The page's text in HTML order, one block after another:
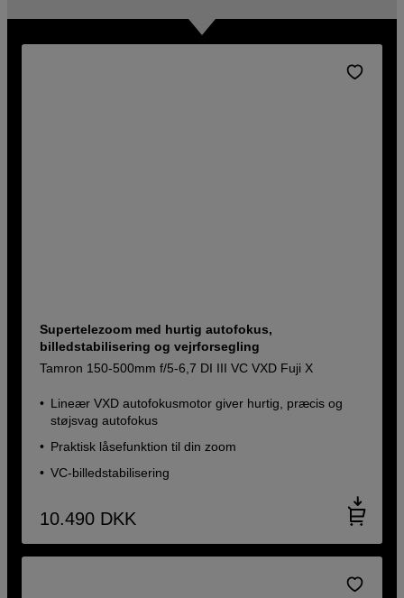
Supertelezoom med hurtig autofokus,
billedstabilisering og vejrforsegling
Tamron 150-500mm f/5-6,7 DI III VC VXD Fuji X
Lineær VXD autofokusmotor giver hurtig, præcis og
støjsvag autofokus
Praktisk låsefunktion til din zoom
VC-billedstabilisering
10.490 DKK